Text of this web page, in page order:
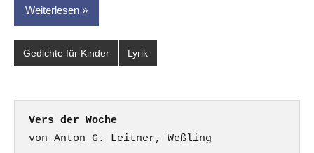
Weiterlesen
Gedichte für Kinder Lyrik
Vers der Woche